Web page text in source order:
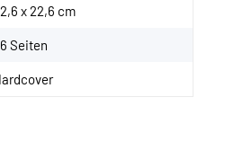
x 22,6 cm
Seiten